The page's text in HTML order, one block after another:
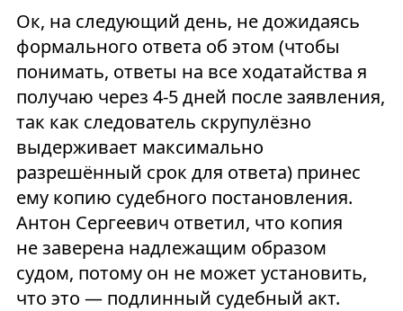
Ок, на следующий день, не дожидаясь
формального ответа об этом (чтобы
понимать, ответы на все ходатайства я
получаю через 4-5 дней после заявления,
так как следователь скрупулёзно
выдерживает максимально
разрешённый срок для ответа) принес
ему копию судебного постановления.
Антон Сергеевич ответил, что копия
не заверена надлежащим образом
судом, потому он не может установить,
что это — подлинный судебный акт.